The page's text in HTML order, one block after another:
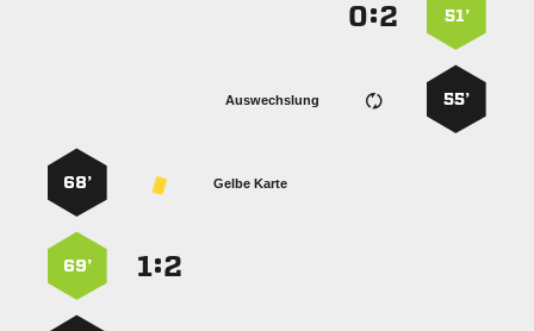
51’
:
55’
Auswechslung
Gelbe Karte
68’
:
69’